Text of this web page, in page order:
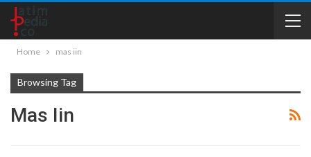
Home mas iin
Browsing Tag
Mas Iin